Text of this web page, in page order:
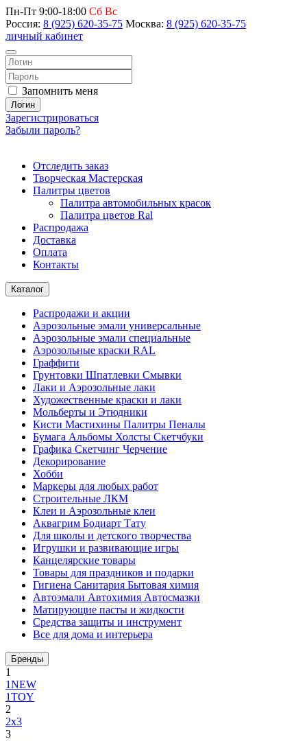
Пн-Пт 9:00-18:00 Сб Вс
Россия: 8 (925) 620-35-75 Москва: 8 (925) 620-35-75
личный кабинет
Запомнить меня
Логин
Зарегистрироваться
Забыли пароль?
Отследить заказ
Творческая Мастерская
Палитры цветов
Палитра автомобильных красок
Палитра цветов Ral
Распродажа
Доставка
Оплата
Контакты
Каталог
Распродажи и акции
Аэрозольные эмали универсальные
Аэрозольные эмали специальные
Аэрозольные краски RAL
Граффити
Грунтовки Шпатлевки Смывки
Лаки и Аэрозольные лаки
Художественные краски и лаки
Мольберты и Этюдники
Кисти Мастихины Палитры Пеналы
Бумага Альбомы Холсты Скетчбуки
Графика Скетчинг Черчение
Декорирование
Хобби
Маркеры для любых работ
Строительные ЛКМ
Клеи и Аэрозольные клеи
Аквагрим Бодиарт Тату
Для школы и детского творчества
Игрушки и развивающие игры
Канцелярские товары
Товары для праздников и подарки
Гигиена Санитария Бытовая химия
Автоэмали Автохимия Автосмазки
Матирующие пасты и жидкости
Средства защиты и инструмент
Все для дома и интерьера
Бренды
1
1NEW
1TOY
2
2x3
3